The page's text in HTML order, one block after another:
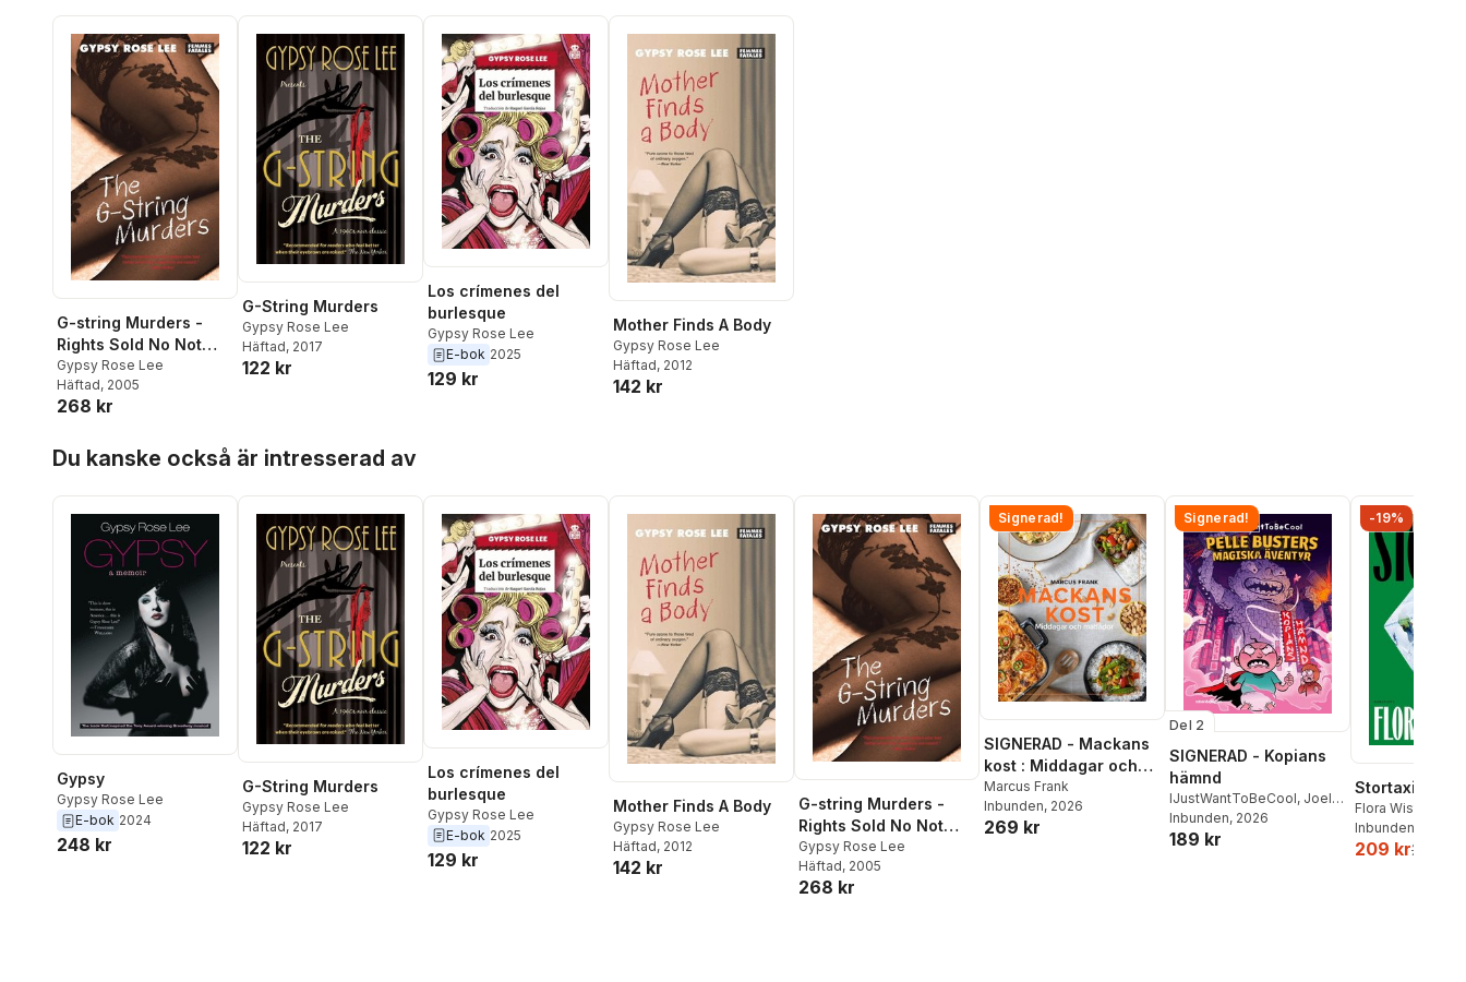
G-string Murders -
Rights Sold No Not
Use
Gypsy Rose Lee
Häftad, 2005
268 kr
G-String Murders
Gypsy Rose Lee
Häftad, 2017
122 kr
Los crímenes del
burlesque
Gypsy Rose Lee
E-bok 2025
129 kr
Mother Finds A Body
Gypsy Rose Lee
Häftad, 2012
142 kr
Du kanske också är intresserad av
Gypsy
Gypsy Rose Lee
E-bok 2024
248 kr
G-String Murders
Gypsy Rose Lee
Häftad, 2017
122 kr
Los crímenes del
burlesque
Gypsy Rose Lee
E-bok 2025
129 kr
Mother Finds A Body
Gypsy Rose Lee
Häftad, 2012
142 kr
G-string Murders -
Rights Sold No Not
Use
Gypsy Rose Lee
Häftad, 2005
268 kr
Signerad!
SIGNERAD - Mackans
kost : Middagar och
matlådor
Marcus Frank
Inbunden, 2026
269 kr
Signerad!
Del 2
SIGNERAD - Kopians
hämnd
IJustWantToBeCool, Joel
Adolphson,Emil Ejdemo
Beer ,Victor Beer
Inbunden, 2026
189 kr
-19%
Stortaxi
Flora Wiström
Inbunden
209 kr259 kr